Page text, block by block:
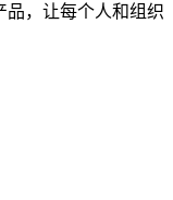
品，让每个人和组织